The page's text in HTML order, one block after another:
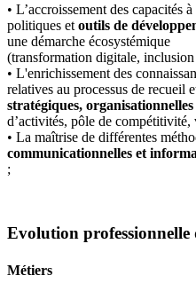
• L’accroissement des capacités
politiques et outils de
une démarche écosystémique
(transformation digitale,
• L'enrichissement des
relatives au processus de recueil
stratégiques, organisationnelles
d’activités, pôle de
• La maîtrise de différentes
communicationnelles et
;
Evolution professionnelle
Métiers